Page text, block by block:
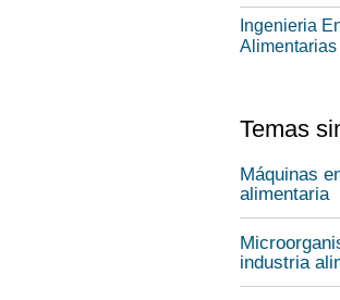
Ingenieria
Alimentarias
Temas
Máquinas
alimentaria
industria